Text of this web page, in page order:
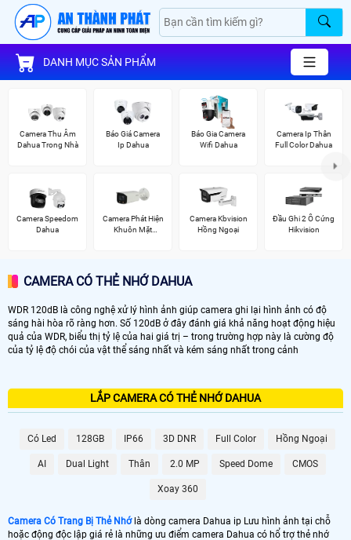
DANH MỤC SẢN PHẨM
Camera Thu Âm
Dahua Trong Nhà
Báo Giá Camera
Ip Dahua
Báo Gia Camera
Wifi Dahua
Camera Ip Thân
Full Color Dahua
Camera Speedom
Dahua
Camera Phát Hiện
Khuôn Mặt
Camera Kbvision
Hồng Ngoại
Đầu Ghi 2 Ổ Cứng
Hikvision
CAMERA CÓ THẺ NHỚ DAHUA
WDR 120dB là công nghệ xử lý hình ảnh giúp camera ghi lại hình ảnh có độ
sáng hài hòa rõ ràng hơn. Số 120dB ở đây đánh giá khả năng hoạt động hiệu
quả của WDR, biểu thị tỷ lệ của hai giá trị – trong trường hợp này là cường độ
của tỷ lệ độ chói của vật thể sáng nhất và kém sáng nhất trong cảnh
LẮP CAMERA CÓ THẺ NHỚ DAHUA
Có Led 128GB IP66 3D DNR Full Color Hồng Ngoại
AI Dual Light Thân 2.0 MP Speed Dome CMOS
Xoay 360
Camera Có Trang Bị Thẻ Nhớlà dòng camera Dahua ip Lưu hình ảnh tại chỗ
hoặc động độc lập giá rẻ là những ưu điểm camera Dahua có hổ trợ thẻ nhớ